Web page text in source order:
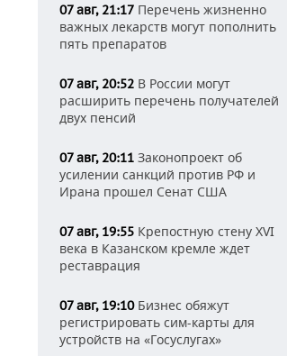
07 авг, 21:17 Перечень жизненно
важных лекарств могут пополнить
пять препаратов
07 авг, 20:52 В России могут
расширить перечень получателей
двух пенсий
07 авг, 20:11 Законопроект об
усилении санкций против РФ и
Ирана прошел Сенат США
07 авг, 19:55 Крепостную стену XVI
века в Казанском кремле ждет
реставрация
07 авг, 19:10Бизнес обяжут
регистрировать сим-карты для
устройств на «Госуслугах»